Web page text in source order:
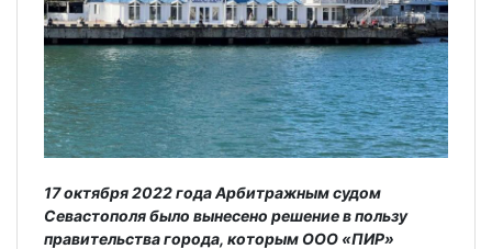
17 октября 2022 года Арбитражным судом
Севастополя было вынесено решение в пользу
правительства города, которым ООО «ПИР»